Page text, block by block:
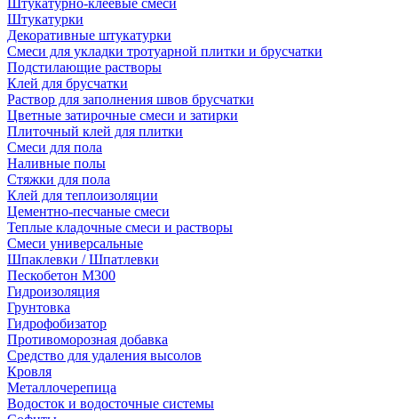
Штукатурно-клеевые смеси
Штукатурки
Декоративные штукатурки
Смеси для укладки тротуарной плитки и брусчатки
Подстилающие растворы
Клей для брусчатки
Раствор для заполнения швов брусчатки
Цветные затирочные смеси и затирки
Плиточный клей для плитки
Смеси для пола
Наливные полы
Стяжки для пола
Клей для теплоизоляции
Цементно-песчаные смеси
Теплые кладочные смеси и растворы
Смеси универсальные
Шпаклевки / Шпатлевки
Пескобетон М300
Гидроизоляция
Грунтовка
Гидрофобизатор
Противоморозная добавка
Средство для удаления высолов
Кровля
Металлочерепица
Водосток и водосточные системы